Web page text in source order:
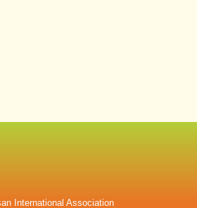
International Association